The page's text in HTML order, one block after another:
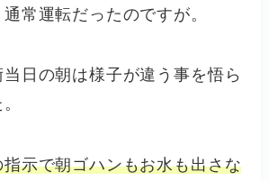
常運転だったのですが。
日の朝は様子が違う事を悟ら
示で朝ゴハンもお水も出さな